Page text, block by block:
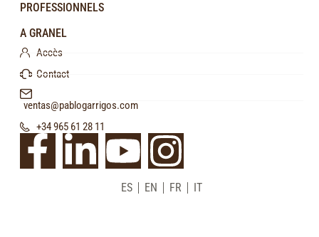
PROFESSIONNELS
A GRANEL
Accès
Contact
ventas@pablogarrigos.com
+34 965 61 28 11
ES EN FR IT